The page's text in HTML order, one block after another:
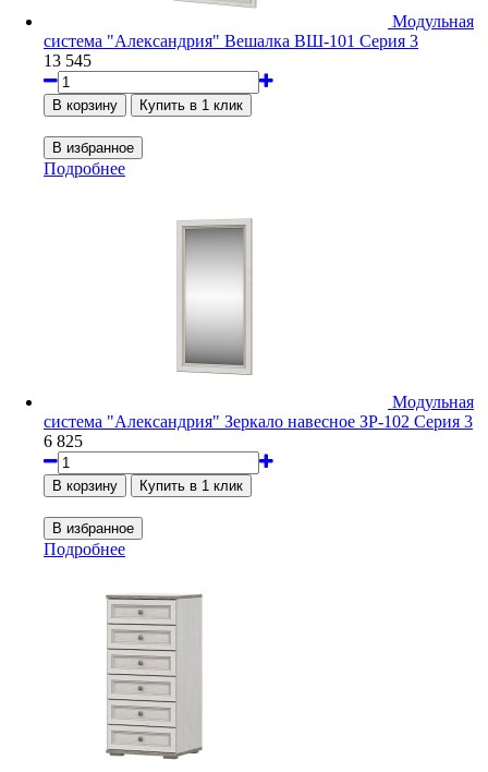
Модульная
система "Александрия" Вешалка ВШ-101 Серия 3
13 545
Подробнее
Модульная
система "Александрия" Зеркало навесное ЗР-102 Серия 3
6 825
Подробнее